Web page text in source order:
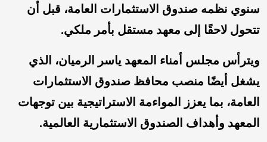
سنوي نظمه صندوق الاستثمارات العامة، قبل أن
تتحول لاحقًا إلى معهد مستقل بأمر ملكي.
ويترأس مجلس أمناء المعهد ياسر الرميان، الذي
يشغل أيضًا منصب محافظ صندوق الاستثمارات
العامة، بما يعزز المواءمة الاستراتيجية بين توجهات
المعهد وأهداف الصندوق الاستثمارية العالمية.